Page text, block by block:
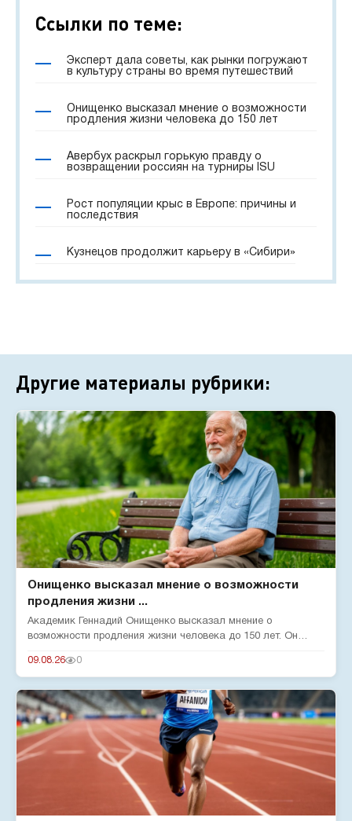
Ссылки по теме:
Эксперт дала советы, как рынки погружают
в культуру страны во время путешествий
Онищенко высказал мнение о возможности
продления жизни человека до 150 лет
Авербух раскрыл горькую правду о
возвращении россиян на турниры ISU
Рост популяции крыс в Европе: причины и
последствия
Кузнецов продолжит карьеру в «Сибири»
Другие материалы рубрики:
Онищенко высказал мнение о возможности
продления жизни ...
Академик Геннадий Онищенко высказал мнение о
возможности продления жизни человека до 150 лет. Он
09.08.26 0